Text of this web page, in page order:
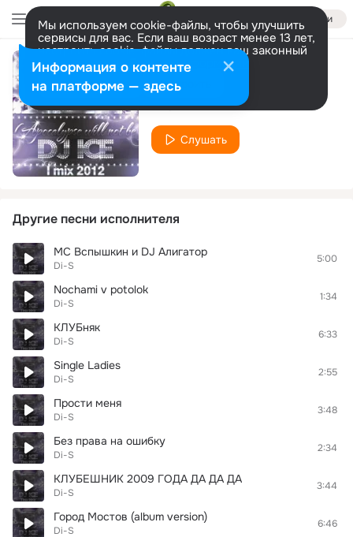
Войти
Мы используем cookie-файлы, чтобы улучшить
сервисы для вас. Если ваш возраст менее 13 лет,
настроить cookie-файлы должен ваш законный
представитель. Больше информации
Разрешить все Настроить
mix
Di-S
Слушать
Другие песни исполнителя
МС Вспышкин и DJ Алигатор
Di-S
5:00
Nochami v potolok
Di-S
1:34
КЛУБняк
Di-S
6:33
Single Ladies
Di-S
2:55
Прости меня
Di-S
3:48
Без права на ошибку
Di-S
2:34
КЛУБЕШНИК 2009 ГОДА ДА ДА ДА
Di-S
3:44
Город Мостов (album version)
Di-S
6:46
Информация о контенте
на платформе — здесь